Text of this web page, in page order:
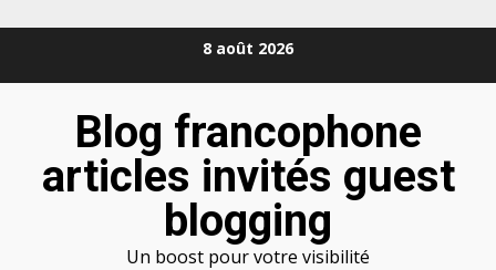
8 août 2026
Blog francophone
articles invités guest
blogging
Un boost pour votre visibilité